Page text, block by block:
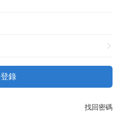
登錄
找回密碼